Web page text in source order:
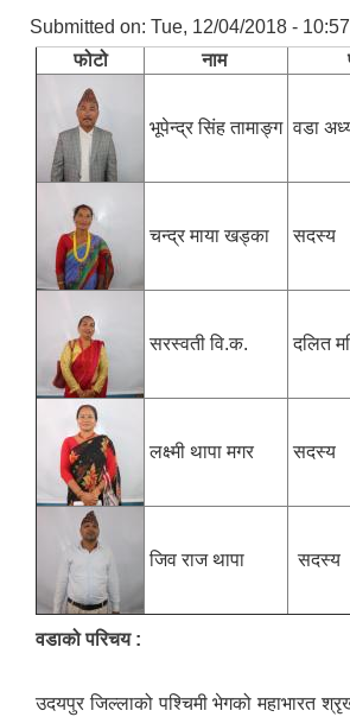
Submitted on: Tue, 12/04/2018 - 10:57
फोटो
नाम
भूपेन्द्र सिंह तामाङ्ग वडा
चन्द्र माया खड्का सदस्य
सरस्वती वि.क. दलित
लक्ष्मी थापा मगर सदस्य
जिव राज थापा सदस्य
वडाको परिचय :
उदयपुर जिल्लाको पश्चिमी भेगको महाभारत